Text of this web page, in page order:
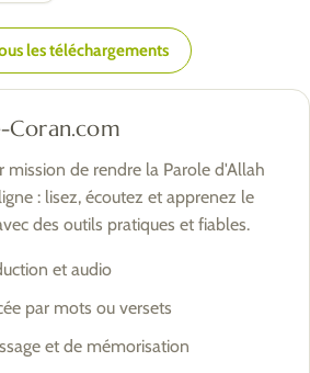
les téléchargements
Coran.com
mission de rendre la Parole d'Allah
: lisez, écoutez et apprenez le
des outils pratiques et fiables.
et audio
par mots ou versets
et de mémorisation